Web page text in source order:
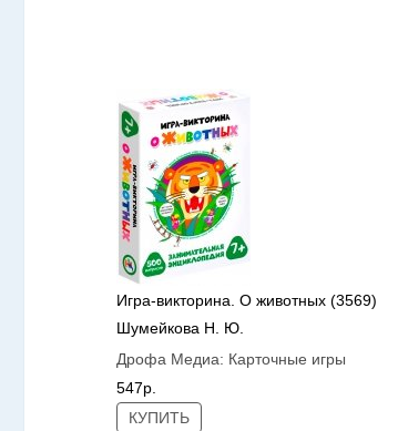
Игра-викторина. О животных (3569)
Шумейкова Н. Ю.
Дрофа Медиа: Карточные игры
547р.
КУПИТЬ